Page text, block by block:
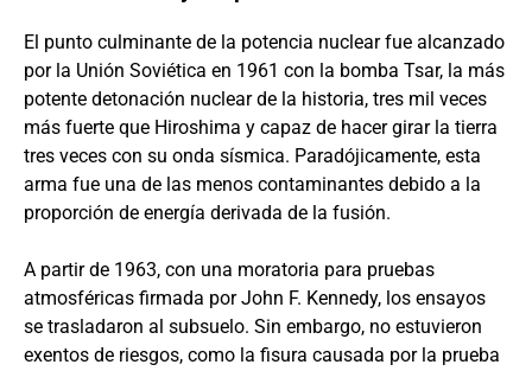
El punto culminante de la potencia nuclear fue alcanzado
por la Unión Soviética en 1961 con la bomba Tsar, la más
potente detonación nuclear de la historia, tres mil veces
más fuerte que Hiroshima y capaz de hacer girar la tierra
tres veces con su onda sísmica. Paradójicamente, esta
arma fue una de las menos contaminantes debido a la
proporción de energía derivada de la fusión.
A partir de 1963, con una moratoria para pruebas
atmosféricas firmada por John F. Kennedy, los ensayos
se trasladaron al subsuelo. Sin embargo, no estuvieron
exentos de riesgos, como la fisura causada por la prueba